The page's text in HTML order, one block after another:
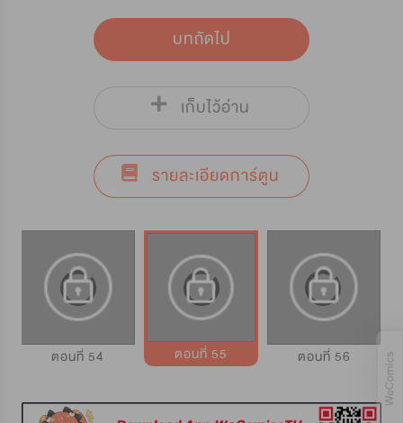
บทถัดไป
เก็บไว้อ่าน
รายละเอียดการ์ตูน
ตอนที่ 54 ตอนที่ 55 ตอนที่ 56